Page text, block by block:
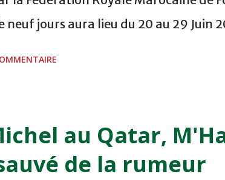
neuf jours aura lieu du 20 au 29 Juin
Tanger). 10- Flihi Hamza (Ittihad
de Marrakech). 12- Reda El
au Qatar,
de la rumeur